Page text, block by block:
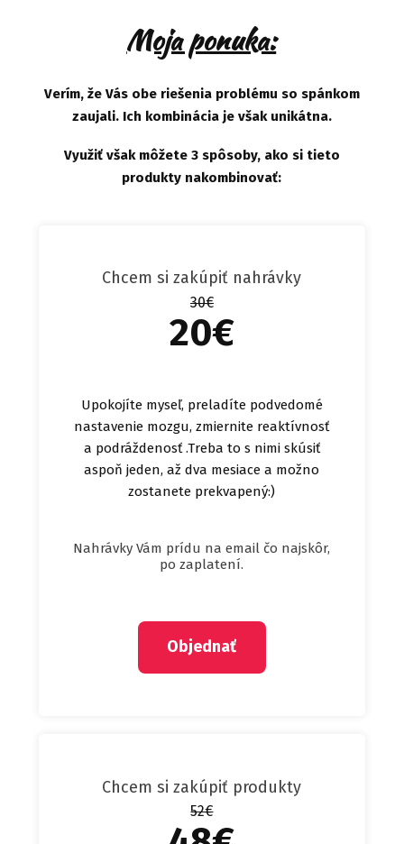
Moja ponuka:
Verím, že Vás obe riešenia problému so spánkom
zaujali. Ich kombinácia je však unikátna.
Využiť však môžete 3 spôsoby, ako si tieto
produkty nakombinovať:
Chcem si zakúpiť nahrávky
30€
20€
Upokojíte myseľ, preladíte podvedomé
nastavenie mozgu, zmiernite reaktívnosť
a podráždenosť .Treba to s nimi skúsiť
aspoň jeden, až dva mesiace a možno
zostanete prekvapený:)
Nahrávky Vám prídu na email čo najskôr,
po zaplatení.
Objednať
Chcem si zakúpiť produkty
52€